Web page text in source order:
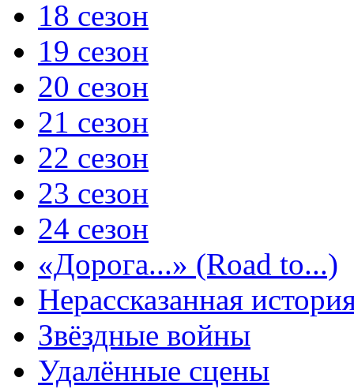
18 сезон
19 сезон
20 сезон
21 сезон
22 сезон
23 сезон
24 сезон
«Дорога...» (Road to...)
Нерассказанная
Звёздные войны
Удалённые сцены